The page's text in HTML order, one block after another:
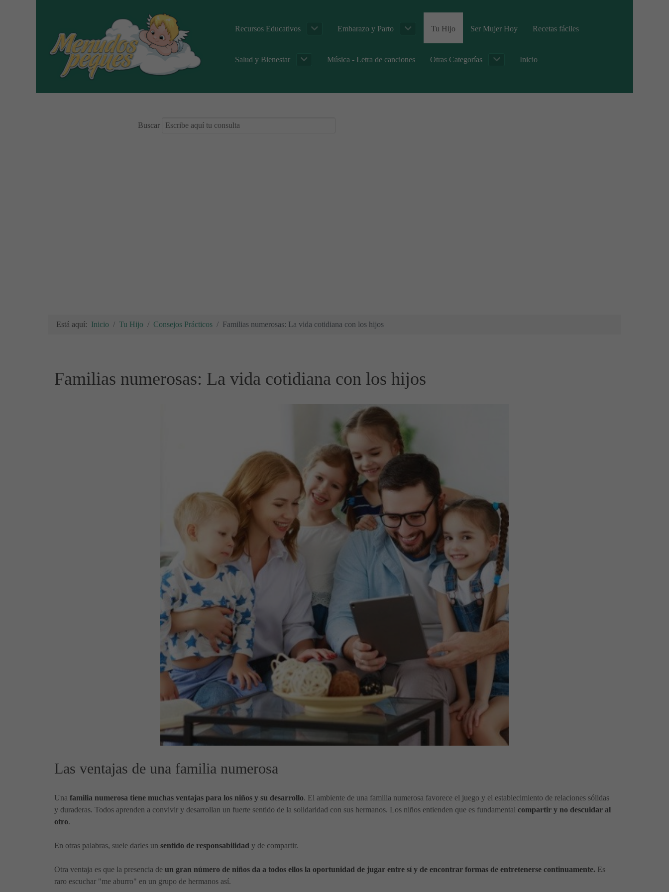
Recursos Educativos Embarazo y Parto Tu Hijo Ser Mujer Hoy Recetas fáciles
Salud y Bienestar Música - Letra de canciones Otras Categorías Inicio
Buscar
Está aquí: Inicio Tu Hijo Consejos Prácticos Familias numerosas: La vida cotidiana con los hijos
Familias numerosas: La vida cotidiana con los hijos
Las ventajas de una familia numerosa
Una familia numerosa tiene muchas ventajas para los niños y su desarrollo. El ambiente de una familia numerosa favorece el juego y el establecimiento de relaciones sólidas
y duraderas. Todos aprenden a convivir y desarrollan un fuerte sentido de la solidaridad con sus hermanos. Los niños entienden que es fundamental compartir y no descuidar al
otro.
En otras palabras, suele darles un sentido de responsabilidad y de compartir.
Otra ventaja es que la presencia de un gran número de niños da a todos ellos la oportunidad de jugar entre sí y de encontrar formas de entretenerse continuamente. Es
raro escuchar "me aburro" en un grupo de hermanos así.